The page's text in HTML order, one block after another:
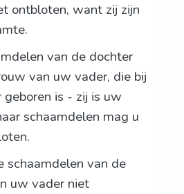
ontbloten, want zij zijn
van de dochter
van uw vader, die bij
is - zij is uw
schaamdelen mag u
schaamdelen van de
uw vader niet